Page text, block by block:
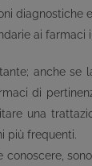
diagnostiche
ai farmaci
anche se
di
una
più frequenti.